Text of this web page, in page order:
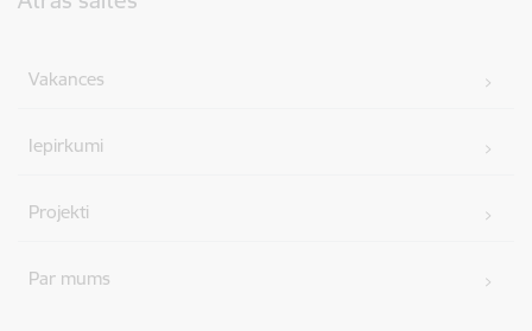
Vakances
Iepirkumi
Projekti
Par mums